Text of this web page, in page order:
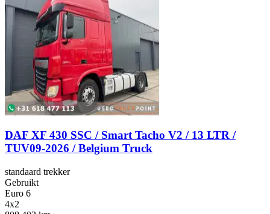
DAF XF 430 SSC / Smart Tacho V2 / 13 LTR /
TUV09-2026 / Belgium Truck
standaard trekker
Gebruikt
Euro 6
4x2